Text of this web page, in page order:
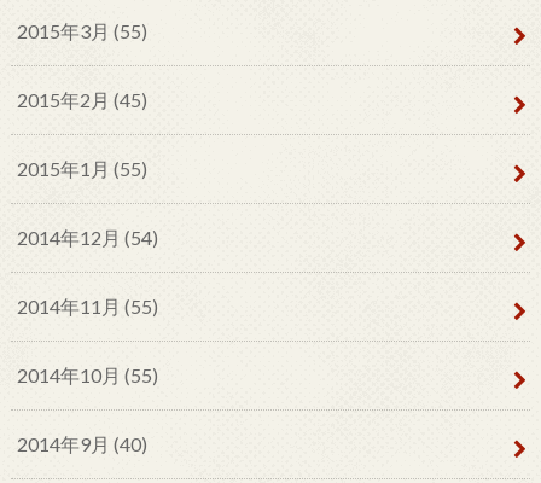
2015年3月 (55)
2015年2月 (45)
2015年1月 (55)
2014年12月 (54)
2014年11月 (55)
2014年10月 (55)
2014年9月 (40)